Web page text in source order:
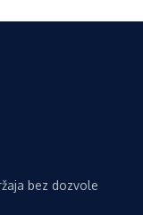
bez dozvole